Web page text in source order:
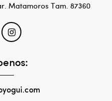
Matamoros Tam. 87360